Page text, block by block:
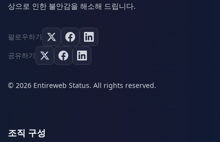
상으로 인한 불안감을 해소해 드립니다.
팔로우하기
공유하기
© 2026 Entireweb Status. All rights reserved.
조직 구성